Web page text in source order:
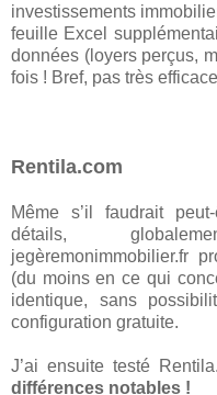
investissements
feuille Excel
données (loyers perçus,
fois ! Bref, pas très
Rentila.com
Même s’il faudrait
détails,
jegèremonimmobilier.fr
(du moins en ce qui
identique, sans
configuration gratuite.
J’ai ensuite testé
différences notables !